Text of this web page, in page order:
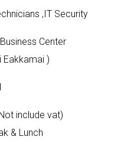
,IT Security
Center
Eakkamai )
include vat)
& Lunch